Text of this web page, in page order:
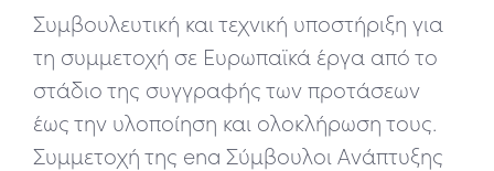
Συμβουλευτική και τεχνική υποστήριξη για
τη συμμετοχή σε Ευρωπαϊκά έργα από το
στάδιο της συγγραφής των προτάσεων
έως την υλοποίηση και ολοκλήρωση τους.
Συμμετοχή της ena Σύμβουλοι Ανάπτυξης